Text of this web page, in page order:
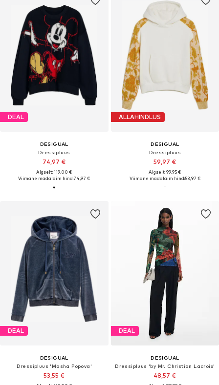
DEAL
DESIGUAL
Dressipluus
74,97 €
Algselt: 119,00 €
Viimane madalaim hind:74,97 €
ALLAHINDLUS
DESIGUAL
Dressipluus
59,97 €
Algselt: 99,95 €
Viimane madalaim hind:53,97 €
DEAL
DESIGUAL
Dressipluus 'Masha Popova'
53,55 €
DEAL
DESIGUAL
Dressipluus 'by Mr. Christian Lacroix'
48,57 €